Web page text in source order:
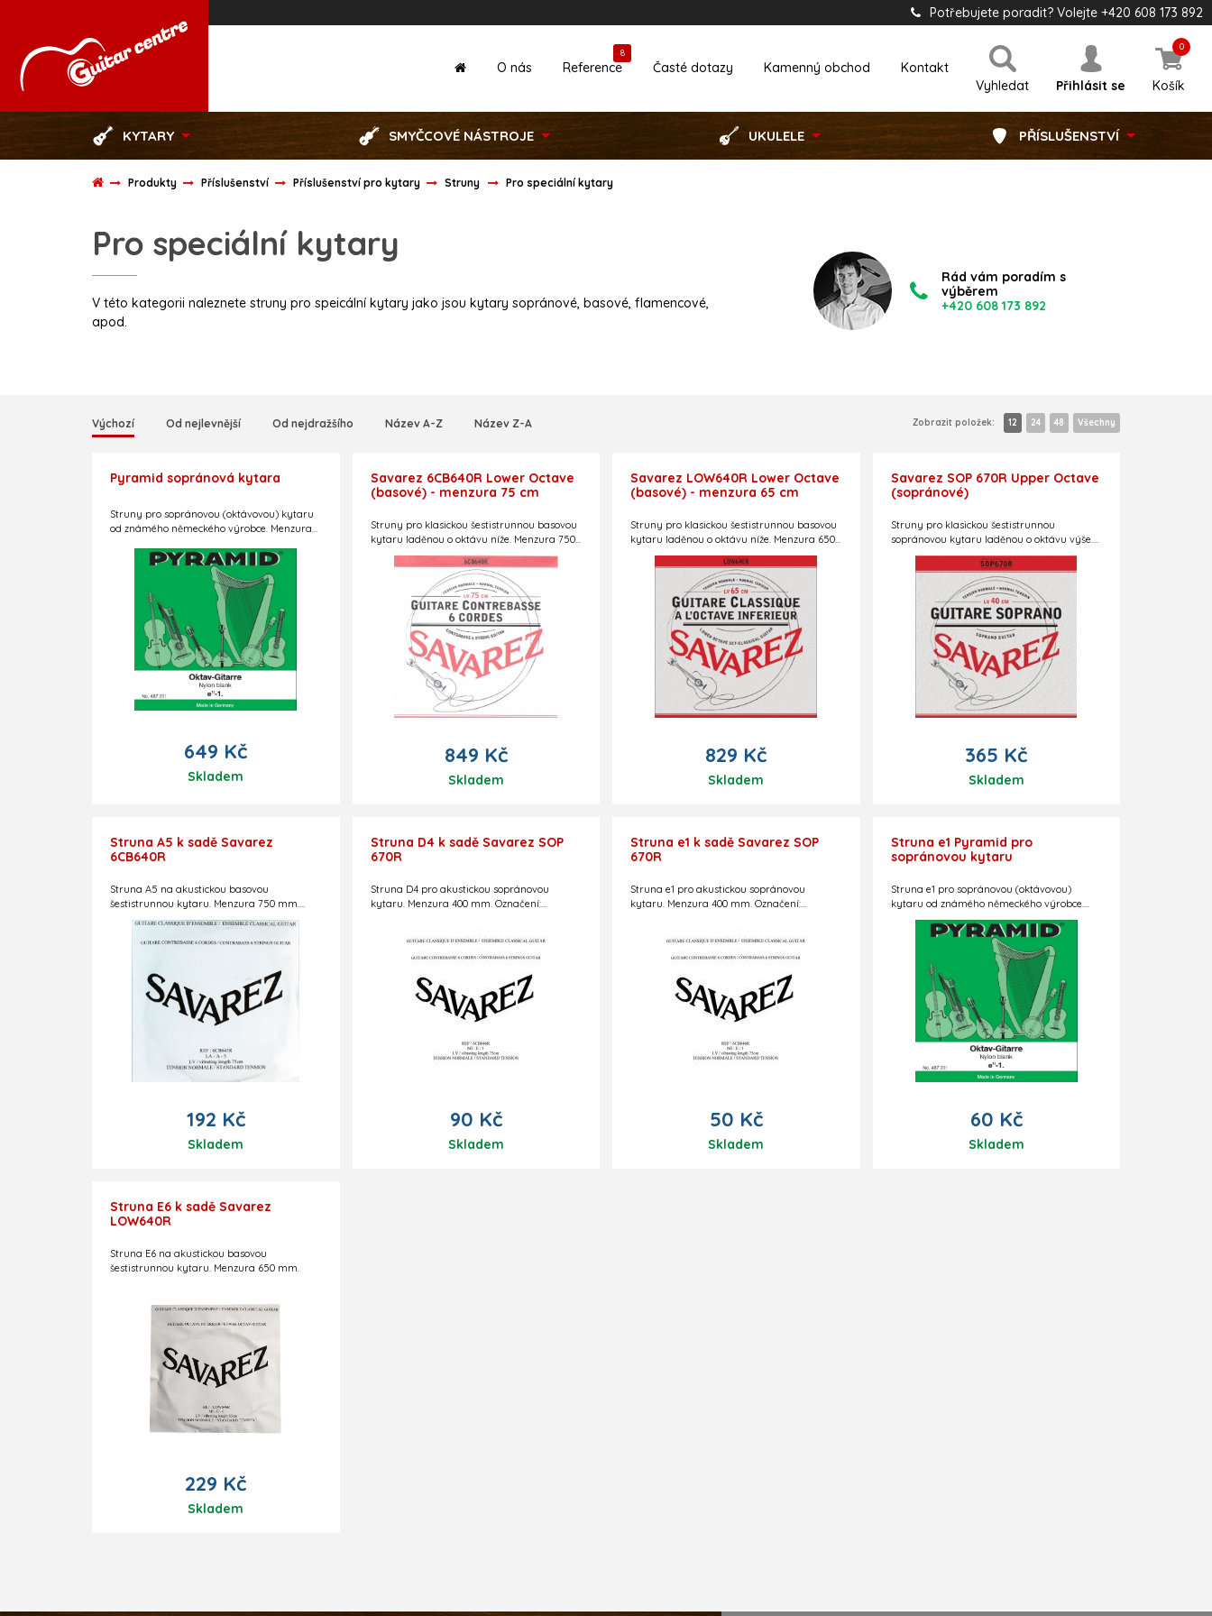
Potřebujete poradit? Volejte +420 608 173 892
Vyhledat Přihlásit se Košík
0
O nás Reference
8
Časté dotazy Kamenný obchod Kontakt
KYTARY SMYČCOVÉ NÁSTROJE UKULELE PŘÍSLUŠENSTVÍ
Produkty Příslušenství Příslušenství pro kytary Struny Pro speciální kytary
Pro speciální kytary
V této kategorii naleznete struny pro speicální kytary jako jsou kytary sopránové, basové, flamencové,
apod.
Rád vám poradím s
výběrem
+420 608 173 892
Výchozí Od nejlevnější Od nejdražšího Název A-Z Název Z-A Zobrazit položek: 12 24 48 Všechny
Pyramid sopránová kytara
Struny pro sopránovou (oktávovou) kytaru
od známého německého výrobce. Menzura
649 Kč
Skladem
Savarez 6CB640R Lower Octave
(basové) - menzura 75 cm
Struny pro klasickou šestistrunnou basovou
kytaru laděnou o oktávu níže. Menzura 750
mm. Normální tvrdost.
849 Kč
Skladem
Savarez LOW640R Lower Octave
(basové) - menzura 65 cm
Struny pro klasickou šestistrunnou basovou
kytaru laděnou o oktávu níže. Menzura 650
mm. Normální tvrdost. Použitelné též pro
guitarron.
829 Kč
Skladem
Savarez SOP 670R Upper Octave
(sopránové)
Struny pro klasickou šestistrunnou
sopránovou kytaru laděnou o oktávu výše.
Menzura 400 mm. Normální tvrdost.
365 Kč
Skladem
Struna A5 k sadě Savarez
6CB640R
Struna A5 na akustickou basovou
šestistrunnou kytaru. Menzura 750 mm.
Označení: 6CB645R
192 Kč
Skladem
Struna D4 k sadě Savarez SOP
670R
Struna D4 pro akustickou sopránovou
kytaru. Menzura 400 mm. Označení:
90 Kč
Skladem
Struna e1 k sadě Savarez SOP
670R
Struna e1 pro akustickou sopránovou
kytaru. Menzura 400 mm. Označení:
50 Kč
Skladem
Struna e1 Pyramid pro
sopránovou kytaru
Struna e1 pro sopránovou (oktávovou)
kytaru od známého německého výrobce.
Menzura 37-39 cm.
60 Kč
Skladem
Struna E6 k sadě Savarez
LOW640R
Struna E6 na akustickou basovou
šestistrunnou kytaru. Menzura 650 mm.
229 Kč
Skladem